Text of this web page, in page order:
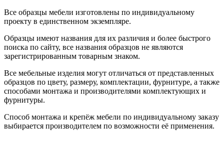
Все образцы мебели изготовлены по индивидуальному
проекту в единственном экземпляре.
Образцы имеют названия для их различия и более быстрого
поиска по сайту, все названия образцов не являются
зарегистрированным товарным знаком.
Все мебельные изделия могут отличаться от представленных
образцов по цвету, размеру, комплектации, фурнитуре, а также
способами монтажа и производителями комплектующих и
фурнитуры.
Способ монтажа и крепёж мебели по индивидуальному заказу
выбирается производителем по возможности её применения.